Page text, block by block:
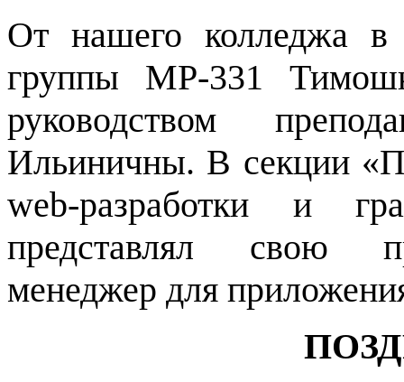
От нашего колледжа в
группы МР-331
руководством
Ильиничны. В секции
web-разработки и
представлял свою
менеджер для